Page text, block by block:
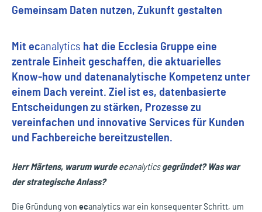
Gemeinsam Daten nutzen, Zukunft gestalten
Mit ecanalytics hat die Ecclesia Gruppe eine
zentrale Einheit geschaffen, die aktuarielles
Know-how und datenanalytische Kompetenz unter
einem Dach vereint. Ziel ist es, datenbasierte
Entscheidungen zu stärken, Prozesse zu
vereinfachen und innovative Services für Kunden
und Fachbereiche bereitzustellen.
Herr Märtens, warum wurdeecanalyticsgegründet? Was war
der strategische Anlass?
Die Gründung von ecanalyticswar ein konsequenter Schritt, um